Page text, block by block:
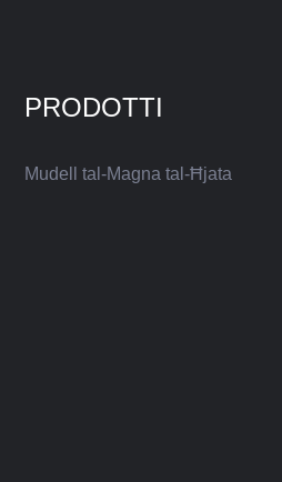
PRODOTTI
Mudell tal-Magna tal-Ħjata